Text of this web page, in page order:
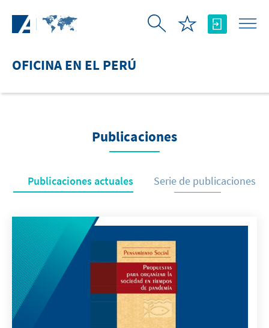
OFICINA EN EL PERÚ
Publicaciones
Publicaciones actuales Serie de publicaciones